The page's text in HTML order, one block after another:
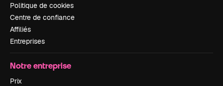
Politique de cookies
Centre de confiance
Affiliés
Entreprises
Notre entreprise
Prix